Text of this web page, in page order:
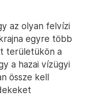
az olyan felvízi
egyre több
területükön a
a hazai vízügyi
össze kell